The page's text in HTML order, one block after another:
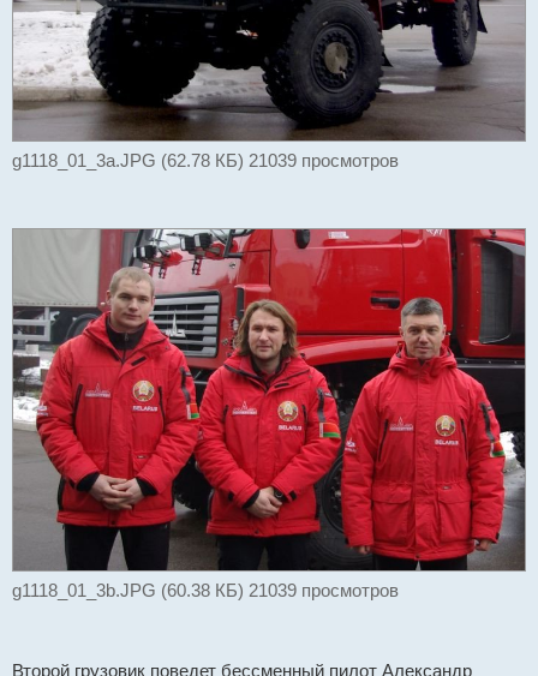
g1118_01_3a.JPG (62.78 КБ) 21039 просмотров
g1118_01_3b.JPG (60.38 КБ) 21039 просмотров
Второй грузовик поведет бессменный пилот Александр